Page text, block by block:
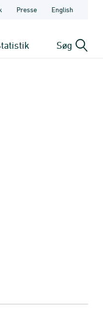
Presse English
Søg